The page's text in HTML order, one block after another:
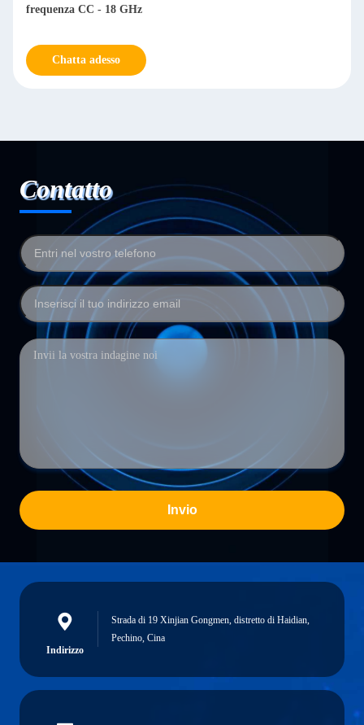
frequenza CC - 18 GHz
Chatta adesso
Contatto
Invio
Indirizzo
Strada di 19 Xinjian Gongmen, distretto di Haidian,
Pechino, Cina